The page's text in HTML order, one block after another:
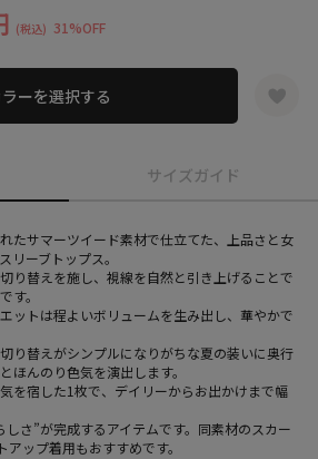
(税込) 31%OFF
ーを選択する
サイズガイド
たサマーツイード素材で仕立てた、上品さと女
リーブトップス。
り替えを施し、視線を自然と引き上げることで
す。
ットは程よいボリュームを生み出し、華やかで
り替えがシンプルになりがちな夏の装いに奥行
ほんのり色気を演出します。
を宿した1枚で、デイリーからお出かけまで幅
さ”が完成するアイテムです。同素材のスカー
ップ着用もおすすめです。